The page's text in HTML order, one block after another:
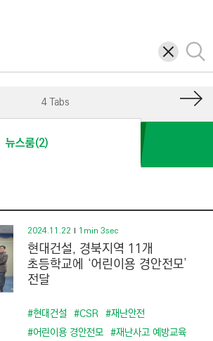
I
N
O
N
S
T
R
삭
제
검
색
4 Tabs
뉴스룸(2)
2024.11.22 1min 3sec
현대건설, 경북지역 11개
초등학교에 ‘어린이용 경안전모’
전달
#현대건설 #CSR #재난안전
#어린이용 경안전모 #재난사고 예방교육